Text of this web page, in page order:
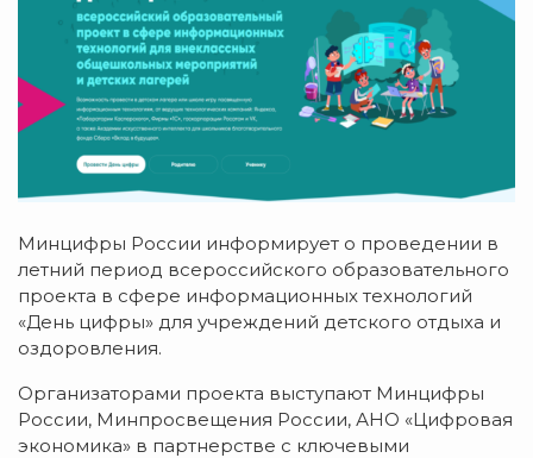
Минцифры России информирует о проведении в
летний период всероссийского образовательного
проекта в сфере информационных технологий
«День цифры» для учреждений детского отдыха и
оздоровления.
Организаторами проекта выступают Минцифры
России, Минпросвещения России, АНО «Цифровая
экономика» в партнерстве с ключевыми